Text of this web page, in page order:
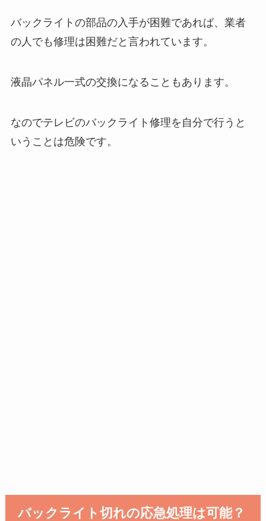
バックライトの部品の入手が困難であれば、業者
の人でも修理は困難だと言われています。
液晶パネル一式の交換になることもあります。
なのでテレビのバックライト修理を自分で行うと
いうことは危険です。
バックライト切れの応急処理は可能？